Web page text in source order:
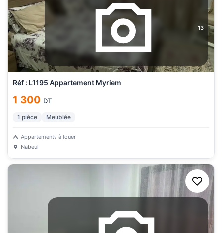
13
Réf : L1195 Appartement Myriem
1 300 DT
1 pièce Meublée
Appartements à louer
Nabeul